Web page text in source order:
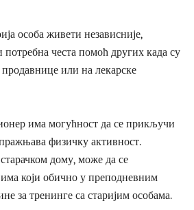
особа живети независније,
потребна честа помоћ других када су
или на лекарске
има могућност да се прикључи
физичку активност.
дому, може да се
који обично у преподневним
за тренинге са старијим особама.